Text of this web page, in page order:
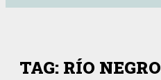
TAG: RÍO NEGRO